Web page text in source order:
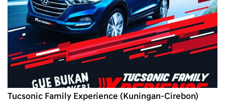
Tucsonic Family Experience (Kuningan-Cirebon)